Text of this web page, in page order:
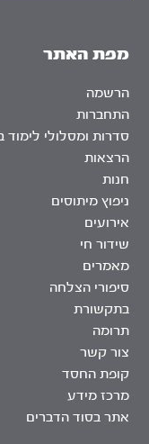
מפת האתר
הרשמה
התחברות
סדרות ומסלולי לימוד
הרצאות
חנות
ניפוץ מיתוסים
אירועים
שידור חי
מאמרים
סיפורי הצלחה
בתקשורת
תרומה
צור קשר
קופת החסד
מרכז מידע
אתר בסוד הדברים